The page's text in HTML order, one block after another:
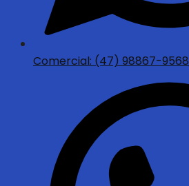
Comercial: (47) 98867-9568